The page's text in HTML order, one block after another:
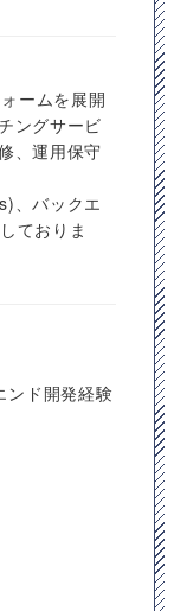
ームを展開
ングサービ
、運用保守
、バックエ
ておりま
ンド開発経験